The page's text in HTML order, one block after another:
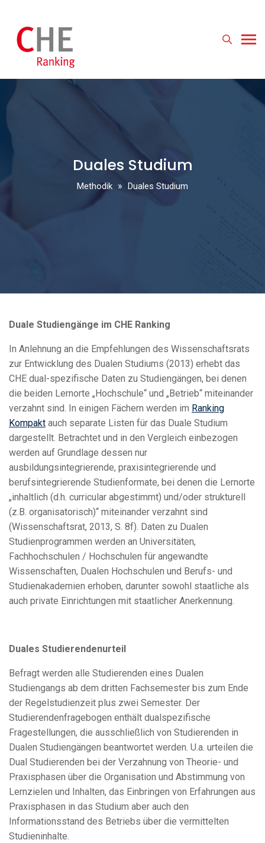
Duales Studium
Methodik » Duales Studium
Duale Studiengänge im CHE Ranking
In Anlehnung an die Empfehlungen des Wissenschaftsrats
zur Entwicklung des Dualen Studiums (2013) erhebt das
CHE dual-spezifische Daten zu Studiengängen, bei denen
die beiden Lernorte „Hochschule“ und „Betrieb“ miteinander
verzahnt sind. In einigen Fächern werden im Ranking
Kompakt auch separate Listen für das Duale Studium
dargestellt. Betrachtet und in den Vergleich einbezogen
werden auf Grundlage dessen nur
ausbildungsintegrierende, praxisintegrierende und
berufsintegrierende Studienformate, bei denen die Lernorte
„inhaltlich (d.h. curricular abgestimmt) und/oder strukturell
(z.B. organisatorisch)“ miteinander verzahnt sind
(Wissenschaftsrat, 2013, S. 8f). Daten zu Dualen
Studienprogrammen werden an Universitäten,
Fachhochschulen / Hochschulen für angewandte
Wissenschaften, Dualen Hochschulen und Berufs- und
Studienakademien erhoben, darunter sowohl staatliche als
auch private Einrichtungen mit staatlicher Anerkennung.
Duales Studierendenurteil
Befragt werden alle Studierenden eines Dualen
Studiengangs ab dem dritten Fachsemester bis zum Ende
der Regelstudienzeit plus zwei Semester. Der
Studierendenfragebogen enthält dualspezifische
Fragestellungen, die ausschließlich von Studierenden in
Dualen Studiengängen beantwortet werden. U.a. urteilen die
Dual Studierenden bei der Verzahnung von Theorie- und
Praxisphasen über die Organisation und Abstimmung von
Lernzielen und Inhalten, das Einbringen von Erfahrungen aus
Praxisphasen in das Studium aber auch den
Informationsstand des Betriebs über die vermittelten
Studieninhalte.